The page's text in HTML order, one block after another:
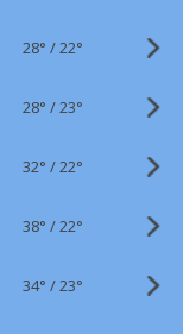
28° /22°
28° /23°
32° /22°
38° /22°
34° /23°